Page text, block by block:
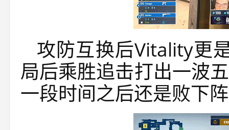
攻防互换后Vitality更
局后乘胜追击打出一波
一段时间之后还是败下